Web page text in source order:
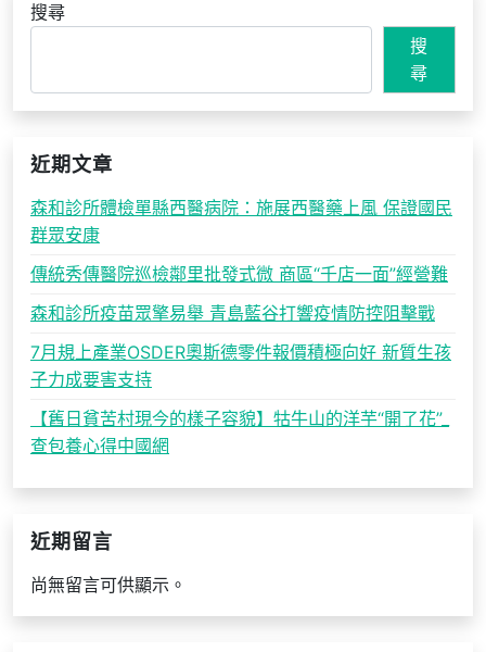
搜尋
搜
尋
近期文章
森和診所體檢單縣西醫病院：施展西醫藥上風 保證國民
群眾安康
傳統秀傳醫院巡檢鄰里批發式微 商區“千店一面”經營難
森和診所疫苗眾擎易舉 青島藍谷打響疫情防控阻擊戰
7月規上產業OSDER奧斯德零件報價積極向好 新質生孩
子力成要害支持
【舊日貧苦村現今的樣子容貌】牯牛山的洋芋“開了花”_
查包養心得中國網
近期留言
尚無留言可供顯示。